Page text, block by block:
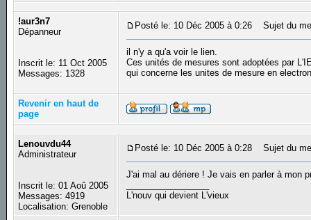
!aur3n7
Dépanneur
Inscrit le: 11 Oct 2005
Messages: 1328
Posté le: 10 Déc 2005 à 0:26 Sujet du
il n'y a qu'a voir le lien.
Ces unités de mesures sont adoptées par
qui concerne les unites de mesure en
Revenir en haut de
page
Lenouvdu44
Administrateur
Inscrit le: 01 Aoû 2005
Messages: 4919
Localisation: Grenoble
Posté le: 10 Déc 2005 à 0:28 Sujet du
J'ai mal au dériere ! Je vais en parler à mon
L'nouv qui devient L'vieux